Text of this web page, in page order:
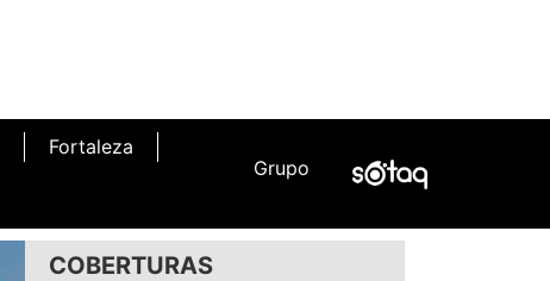
Fortaleza
Grupo
COBERTURAS